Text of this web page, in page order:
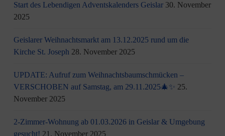
Start des Lebendigen Adventskalenders Geislar 30. November
2025
Geislarer Weihnachtsmarkt am 13.12.2025 rund um die
Kirche St. Joseph 28. November 2025
UPDATE: Aufruf zum Weihnachtsbaumschmücken –
VERSCHOBEN auf Samstag, am 29.11.2025🎄✨ 25.
November 2025
2-Zimmer-Wohnung ab 01.03.2026 in Geislar & Umgebung
gesucht! 21. November 2025